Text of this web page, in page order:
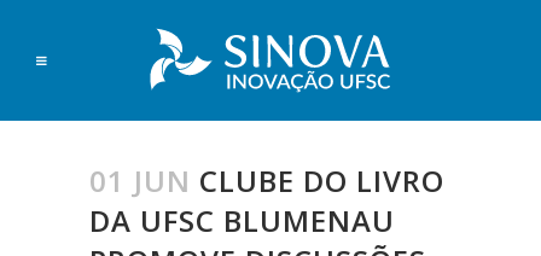
01 JUN CLUBE DO LIVRO
DA UFSC BLUMENAU